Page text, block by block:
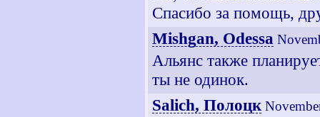
Спасибо за помощь,
Mishgan, Odessa
Альянс также
ты не одинок.
Salich, Полоцк